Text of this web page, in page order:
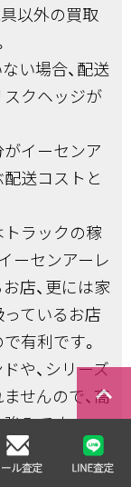
以外の買取
い場合、配送
クヘッジが
イーセンア
送コストと
ラックの稼
ーセンアーレ
店、更には家
ているお店
有利です。
や、シリーズ
せんので、高
みです。
ただくと、イ
のお役に立
keyboard_arrow_right